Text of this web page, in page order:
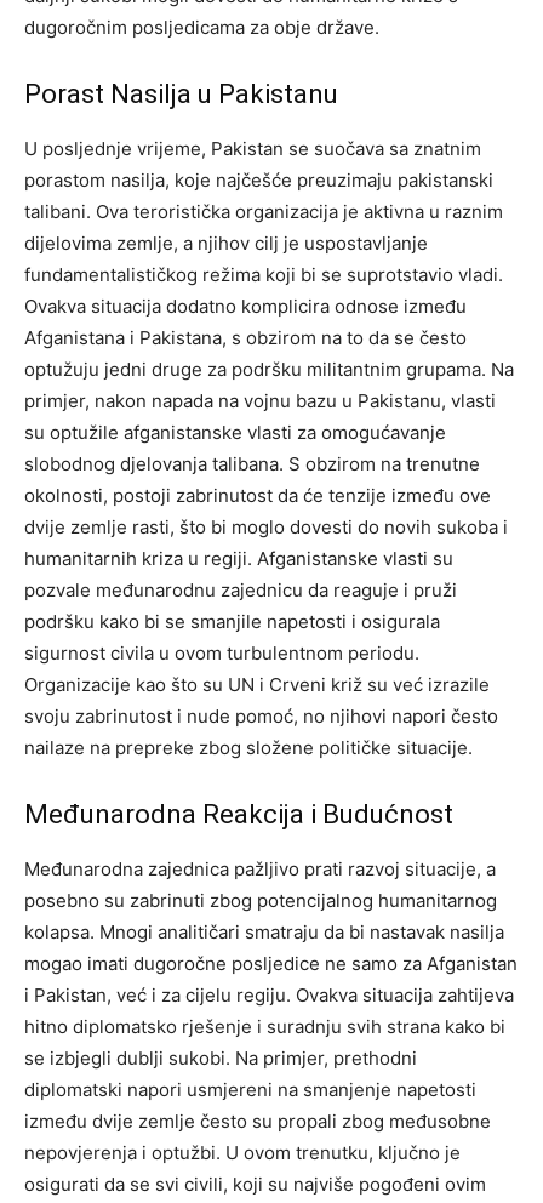
dugoročnim posljedicama za obje države.
Porast Nasilja u Pakistanu
U posljednje vrijeme, Pakistan se suočava sa znatnim
porastom nasilja, koje najčešće preuzimaju pakistanski
talibani. Ova teroristička organizacija je aktivna u raznim
dijelovima zemlje, a njihov cilj je uspostavljanje
fundamentalističkog režima koji bi se suprotstavio vladi.
Ovakva situacija dodatno komplicira odnose između
Afganistana i Pakistana, s obzirom na to da se često
optužuju jedni druge za podršku militantnim grupama. Na
primjer, nakon napada na vojnu bazu u Pakistanu, vlasti
su optužile afganistanske vlasti za omogućavanje
slobodnog djelovanja talibana. S obzirom na trenutne
okolnosti, postoji zabrinutost da će tenzije između ove
dvije zemlje rasti, što bi moglo dovesti do novih sukoba i
humanitarnih kriza u regiji. Afganistanske vlasti su
pozvale međunarodnu zajednicu da reaguje i pruži
podršku kako bi se smanjile napetosti i osigurala
sigurnost civila u ovom turbulentnom periodu.
Organizacije kao što su UN i Crveni križ su već izrazile
svoju zabrinutost i nude pomoć, no njihovi napori često
nailaze na prepreke zbog složene političke situacije.
Međunarodna Reakcija i Budućnost
Međunarodna zajednica pažljivo prati razvoj situacije, a
posebno su zabrinuti zbog potencijalnog humanitarnog
kolapsa. Mnogi analitičari smatraju da bi nastavak nasilja
mogao imati dugoročne posljedice ne samo za Afganistan
i Pakistan, već i za cijelu regiju. Ovakva situacija zahtijeva
hitno diplomatsko rješenje i suradnju svih strana kako bi
se izbjegli dublji sukobi. Na primjer, prethodni
diplomatski napori usmjereni na smanjenje napetosti
između dvije zemlje često su propali zbog međusobne
nepovjerenja i optužbi. U ovom trenutku, ključno je
osigurati da se svi civili, koji su najviše pogođeni ovim